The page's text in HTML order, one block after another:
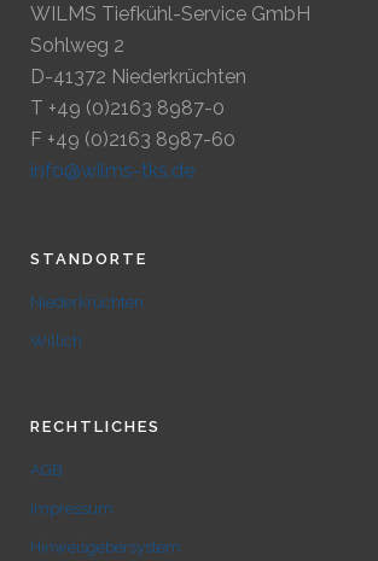
WILMS Tiefkühl-Service GmbH
Sohlweg 2
D-41372 Niederkrüchten
T +49 (0)2163 8987-0
F +49 (0)2163 8987-60
info@wilms-tks.de
STANDORTE
Niederkrüchten
Willich
RECHTLICHES
AGB
Impressum
Hinweisgebersystem